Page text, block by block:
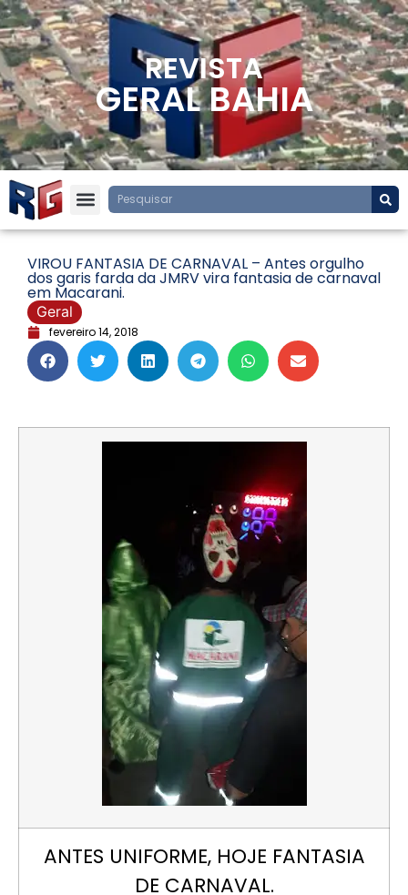
REVISTA
GERAL BAHIA
VIROU FANTASIA DE CARNAVAL – Antes orgulho
dos garis farda da JMRV vira fantasia de carnaval
em Macarani.
Geral
fevereiro 14, 2018
ANTES UNIFORME, HOJE FANTASIA
DE CARNAVAL.